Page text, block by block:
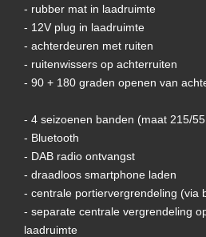
- rubber mat in laadruimte
- 12V plug in laadruimte
- achterdeuren met ruiten
- ruitenwissers op achterruiten
- 90 + 180 graden openen van
- 4 seizoenen banden (maat 215/
- Bluetooth
- DAB radio ontvangst
- draadloos smartphone laden
- centrale portiervergrendeling (via
- separate centrale vergrendeling
laadruimte